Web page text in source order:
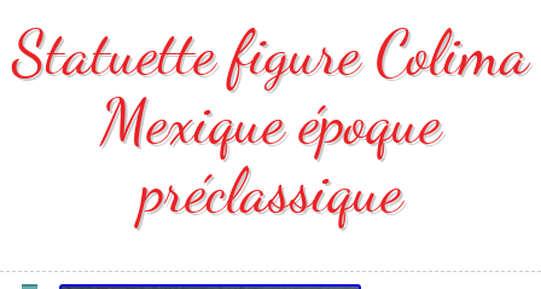
Statuette figure Colima
Mexique époque
préclassique